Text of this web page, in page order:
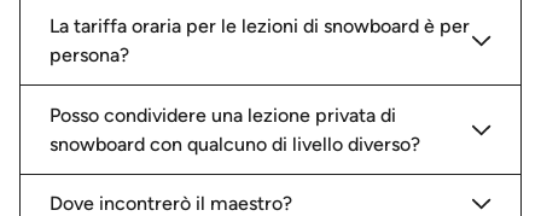
La tariffa oraria per le lezioni di snowboard è per
persona?
Posso condividere una lezione privata di
snowboard con qualcuno di livello diverso?
Dove incontrerò il maestro?